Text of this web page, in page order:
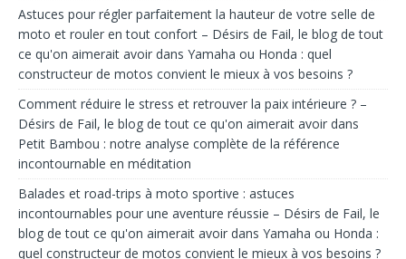
Astuces pour régler parfaitement la hauteur de votre selle de
moto et rouler en tout confort – Désirs de Fail, le blog de tout
ce qu'on aimerait avoir dans Yamaha ou Honda : quel
constructeur de motos convient le mieux à vos besoins ?
Comment réduire le stress et retrouver la paix intérieure ? –
Désirs de Fail, le blog de tout ce qu'on aimerait avoir dans
Petit Bambou : notre analyse complète de la référence
incontournable en méditation
Balades et road-trips à moto sportive : astuces
incontournables pour une aventure réussie – Désirs de Fail, le
blog de tout ce qu'on aimerait avoir dans Yamaha ou Honda :
quel constructeur de motos convient le mieux à vos besoins ?